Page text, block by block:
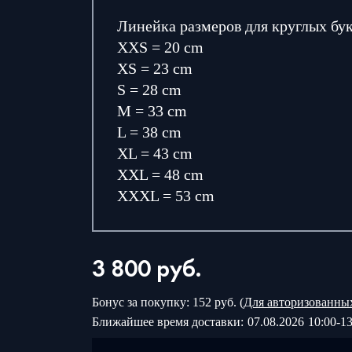
Линейка размеров для круглых
XXS = 20 cm
XS = 23 cm
S = 28 cm
M = 33 cm
L = 38 cm
XL = 43 cm
XXL = 48 cm
XXXL = 53 cm
3 800 руб.
Бонус за покупку: 152 руб. (Для
Ближайшее время доставки: 07.08.2026 10:00-